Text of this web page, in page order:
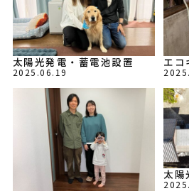
太陽光発電・蓄電池設置
2025.06.19
エコ
太陽